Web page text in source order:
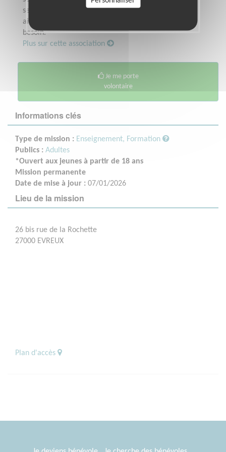
secourisme.Rejoignez-nous pour apporter
aide, réconfort et soutien à ceux qui en ont
besoin.
Plus sur cette association
Je me porte
volontaire
Informations clés
Type de mission : Enseignement, Formation
Publics : Adultes
*Ouvert aux jeunes à partir de 18 ans
Mission permanente
Date de mise à jour : 07/01/2026
Lieu de la mission
26 bis rue de la Rochette
27000 EVREUX
Plan d'accès